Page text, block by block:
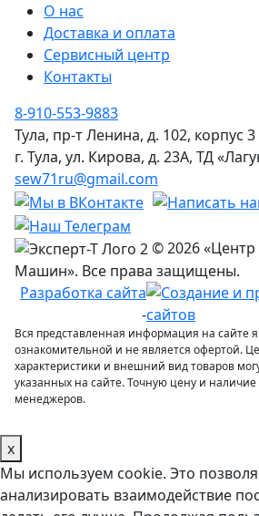
О нас
Доставка и оплата
Сервисный центр
Контакты
8-910-553-9883
Тула, пр-т Ленина, д. 102, корпус 3
г. Тула, ул. Кирова, д. 23А, ТД
sew71ru@gmail.com
© 2026
Машин». Все права защищены.
Разработка сайта
-
Вся представленная информация на сайте
ознакомительной и не является офертой.
характеристики и внешний вид товаров
указанных на сайте. Точную цену и наличие
менеджеров.
x
Мы используем cookie. Это
анализировать взаимодействие